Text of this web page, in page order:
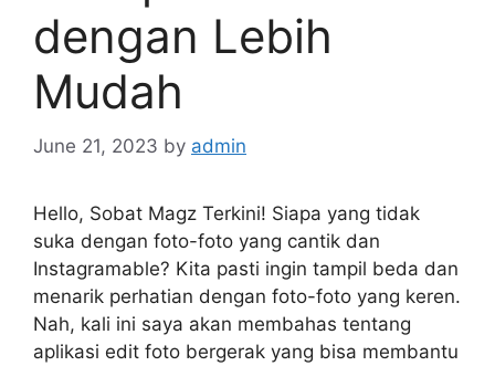
dengan Lebih
Mudah
June 21, 2023 by admin
Hello, Sobat Magz Terkini! Siapa yang tidak
suka dengan foto-foto yang cantik dan
Instagramable? Kita pasti ingin tampil beda dan
menarik perhatian dengan foto-foto yang keren.
Nah, kali ini saya akan membahas tentang
aplikasi edit foto bergerak yang bisa membantu